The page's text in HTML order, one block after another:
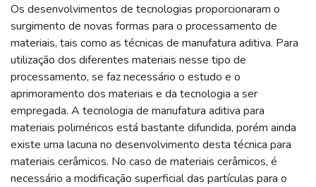
Os desenvolvimentos de tecnologias proporcionaram o
surgimento de novas formas para o processamento de
materiais, tais como as técnicas de manufatura aditiva. Para
utilização dos diferentes materiais nesse tipo de
processamento, se faz necessário o estudo e o
aprimoramento dos materiais e da tecnologia a ser
empregada. A tecnologia de manufatura aditiva para
materiais poliméricos está bastante difundida, porém ainda
existe uma lacuna no desenvolvimento desta técnica para
materiais cerâmicos. No caso de materiais cerâmicos, é
necessário a modificação superficial das partículas para o